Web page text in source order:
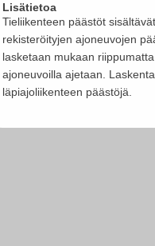
Lisätietoa
Tieliikenteen päästöt
rekisteröityjen ajoneuvojen
lasketaan mukaan
ajoneuvoilla ajetaan.
läpiajoliikenteen päästöjä.